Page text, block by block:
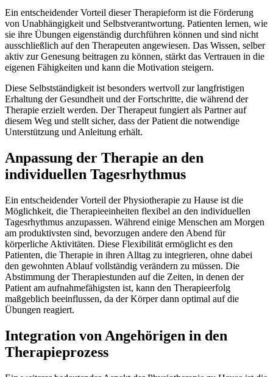
Ein entscheidender Vorteil dieser Therapieform ist die Förderung
von Unabhängigkeit und Selbstverantwortung. Patienten lernen, wie
sie ihre Übungen eigenständig durchführen können und sind nicht
ausschließlich auf den Therapeuten angewiesen. Das Wissen, selber
aktiv zur Genesung beitragen zu können, stärkt das Vertrauen in die
eigenen Fähigkeiten und kann die Motivation steigern.
Diese Selbstständigkeit ist besonders wertvoll zur langfristigen
Erhaltung der Gesundheit und der Fortschritte, die während der
Therapie erzielt werden. Der Therapeut fungiert als Partner auf
diesem Weg und stellt sicher, dass der Patient die notwendige
Unterstützung und Anleitung erhält.
Anpassung der Therapie an den
individuellen Tagesrhythmus
Ein entscheidender Vorteil der Physiotherapie zu Hause ist die
Möglichkeit, die Therapieeinheiten flexibel an den individuellen
Tagesrhythmus anzupassen. Während einige Menschen am Morgen
am produktivsten sind, bevorzugen andere den Abend für
körperliche Aktivitäten. Diese Flexibilität ermöglicht es den
Patienten, die Therapie in ihren Alltag zu integrieren, ohne dabei
den gewohnten Ablauf vollständig verändern zu müssen. Die
Abstimmung der Therapiestunden auf die Zeiten, in denen der
Patient am aufnahmefähigsten ist, kann den Therapieerfolg
maßgeblich beeinflussen, da der Körper dann optimal auf die
Übungen reagiert.
Integration von Angehörigen in den
Therapieprozess